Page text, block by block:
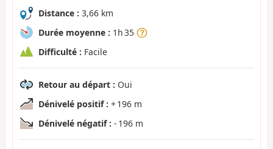
Distance : 3,66 km
Durée moyenne : 1h 35
Difficulté : Facile
Retour au départ : Oui
Dénivelé positif : + 196 m
Dénivelé négatif : - 196 m